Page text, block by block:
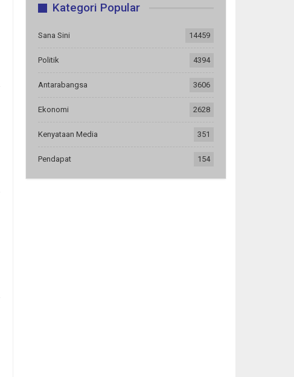
Kategori Popular
Sana Sini 14459
Politik 4394
Antarabangsa 3606
Ekonomi 2628
Kenyataan Media 351
Pendapat 154